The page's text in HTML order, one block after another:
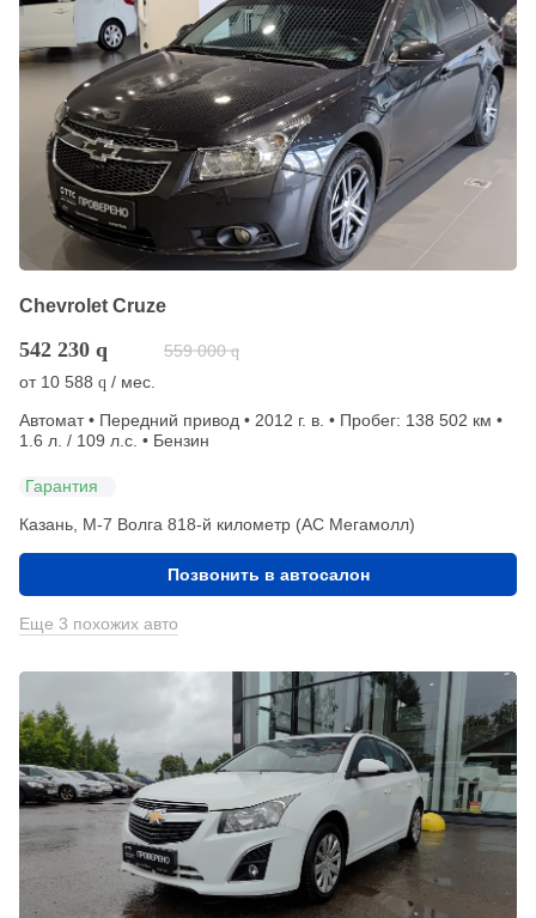
Chevrolet Cruze
542 230 q 559 000 q
от 10 588 q / мес.
Автомат • Передний привод • 2012 г. в. • Пробег: 138 502 км •
1.6 л. / 109 л.с. • Бензин
Гарантия
Казань, М-7 Волга 818-й километр (АС Мегамолл)
Позвонить в автосалон
Еще 3 похожих авто